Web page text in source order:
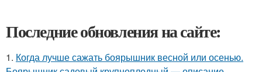
Последние обновления на сайте:
1. Когда лучше сажать боярышник весной или осенью.